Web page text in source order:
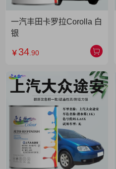
一汽丰田卡罗拉Corolla 白
银
￥ 34 .90